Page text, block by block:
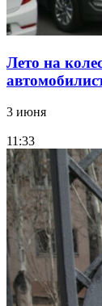
Лето на
3 июня
11:33